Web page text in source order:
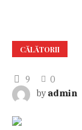
CĂLĂTORII
9
0
by admin